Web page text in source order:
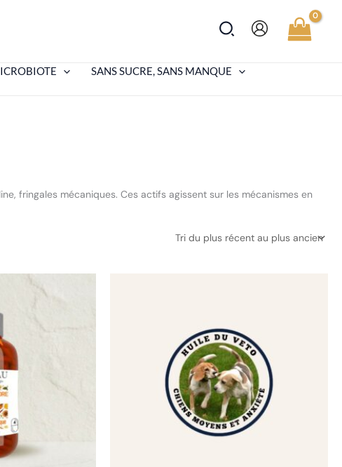
Rechercher
SANS SUCRE, SANS MANQUE
fringales mécaniques. Ces actifs agissent sur les mécanismes en